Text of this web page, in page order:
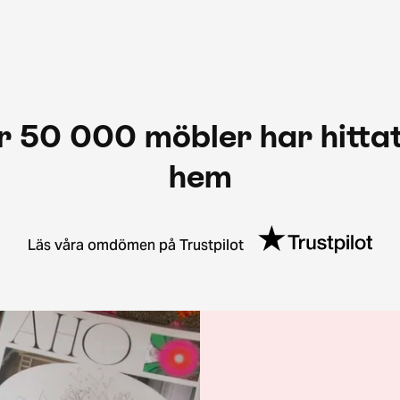
50 000 möbler har
hem
Läs våra omdömen på Trustpilot